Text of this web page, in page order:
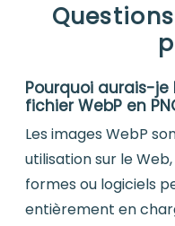
Pourquoi aurais-
fichier WebP en
Les images WebP
utilisation sur le
formes ou logiciels
entièrement en